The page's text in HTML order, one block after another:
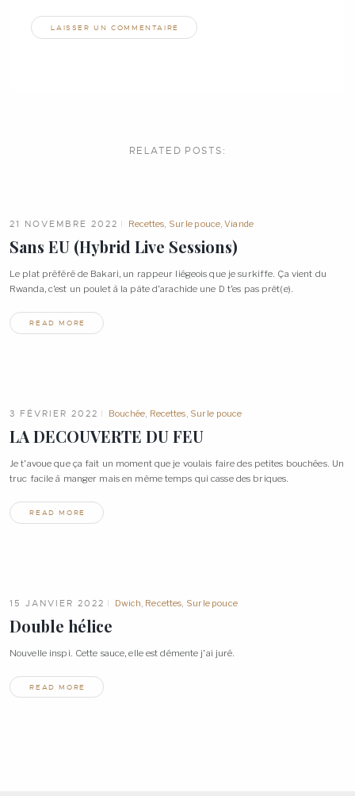
RELATED POSTS:
21 NOVEMBRE 2022 Recettes Sur le pouce ,Viande
Sans EU (Hybrid Live Sessions)
Le plat préféré de Bakari, un rappeur liégeois que je surkiffe. Ça vient du
Rwanda, c’est un poulet à la pâte d’arachide une D t’es pas prêt(e).
READ MORE
3 FÉVRIER 2022 Bouchée Recettes Sur le pouce
LA DECOUVERTE DUFEU
Je t’avoue que ça fait un moment que je voulais faire des petites bouchées. Un
truc facile à manger mais en même temps qui casse des briques.
READ MORE
15 JANVIER 2022 Dwich Recettes Sur le pouce
Double hélice
Nouvelle inspi. Cette sauce, elle est démente j’ai juré.
READ MORE